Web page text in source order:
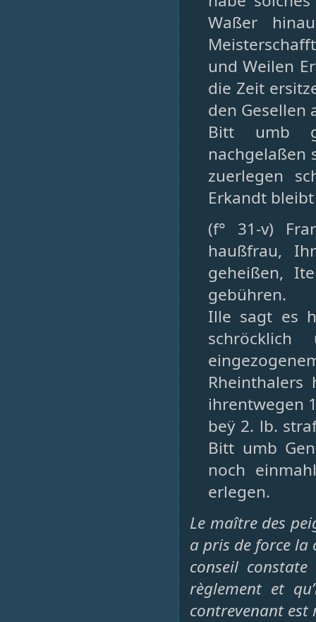
Waßer
und Weilen
die Zeit
den Gesellen
Bitt umb
nachgelaßen
zuerlegen
Erkandt
(f° 31-v)
haußfrau,
geheißen,
gebühren.
Ille sagt es
ihrentwegen
beÿ 2. lb.
Bitt umb
noch
erlegen.
Le maître des
a pris de force la
conseil
règlement et
contrevenant est